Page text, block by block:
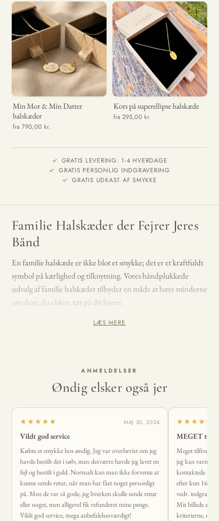
Min Mor & Min Datter
halskæder
fra 790,00 kr.
Kors på superellipse halskæde
fra 295,00 kr.
GRATIS LEVERING: 1-4 HVERDAGE
GRATIS PERSONLIG INDGRAVERING
GRATIS UDKAST AF SMYKKE
Familie Halskæder der Fejrer Jeres
Bånd
En familie halskæde er ikke blot et smykke; det er et kraftfuldt
symbol på kærlighed og tilknytning. Vores håndplukkede
udvalg af familie halskæder tilbyder en måde at bære minderne
om dem, du elsker, tæt på dit hjerte.
Personlig Familie Halskæde
særlige indgraveringer, der repræsenterer hvert familiemedlem
Familie Halskæde med Navn
halskæder
designet til at fejre de enkelte medlemmer af din familie. Vælg
en stil, der afspejler din families personlighed og holder jer
forbundet, uanset afstanden.
Familie Vedhæng
Etfamilie vedhæng
er en subtil, men kraftfuld måde at vise
LÆS MERE
ANMELDELSER
Øndig elsker også jer
★★★★★ MAJ 30, 2024
Vildt god service
Købte et smykke hos øndig. Jeg var overbevist om jeg
havde bestilt det i sølv, men desværre havde jeg lavet en
fejl og bestilt i guld. Normalt kan man ikke forvente at
kunne sende retur, når man har fået noget personligt
på. Men de var så gode, jeg hverken skulle sende retur
eller noget, men alligevel fik refunderet mine penge.
Vildt god service, mega anbefalelsesværdigt!
★★★★★
MEGET
Meget tilfreds
jeg kan varmt
kontaktede
efter kun 16
vedr.
Mit billede af
kriterierne,